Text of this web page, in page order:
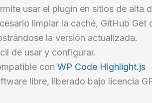
usar el plugin en sitios de alta
limpiar la caché, GitHub
la versión actualizada.
de usar y configurar.
con WP Code Highlight.js
libre, liberado bajo licencia